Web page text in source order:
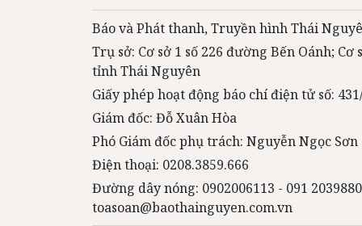
Báo và Phát thanh, Truyền hình Thái
Trụ sở: Cơ sở 1 số 226 đường Bến Oánh;
tỉnh Thái Nguyên
Giấy phép hoạt động báo chí điện tử số:
Giám đốc: Đỗ Xuân Hòa
Phó Giám đốc phụ trách: Nguyễn Ngọc Sơn
Điện thoại: 0208.3859.666
Đường dây nóng: 0902006113 - 091
toasoan@baothainguyen.com.vn